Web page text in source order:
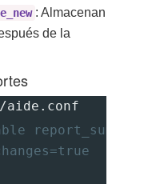
: Almacenan
de la
aide.conf